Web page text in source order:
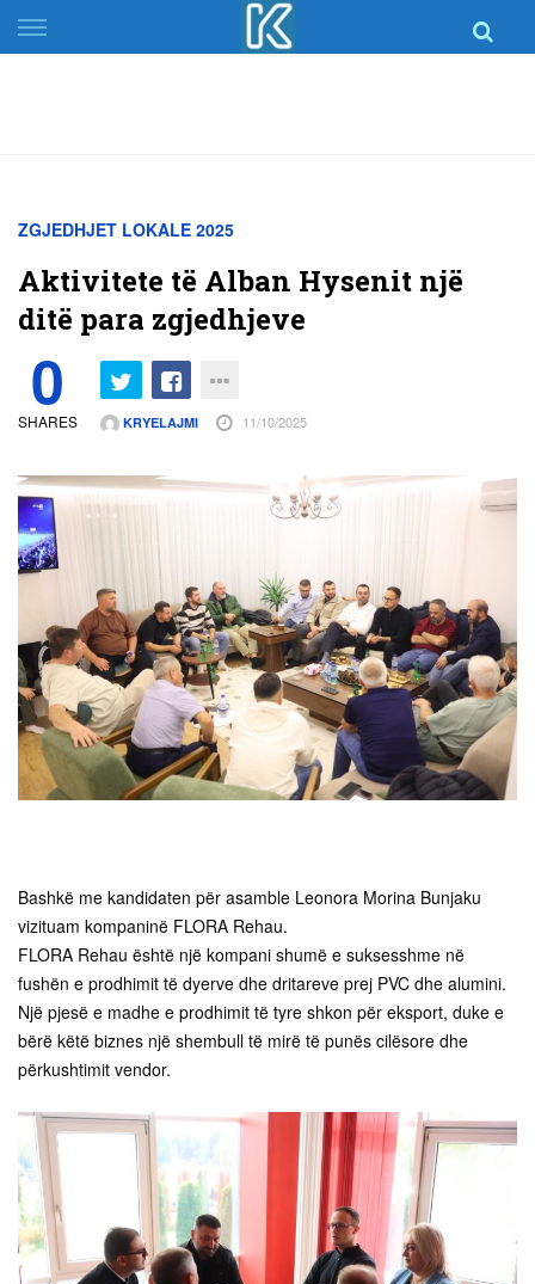
Skip
to
ZGJEDHJET LOKALE 2025
Aktivitete të Alban Hysenit një
ditë para zgjedhjeve
0
SHARES KRYELAJMI 11/10/2025
Bashkë me kandidaten për asamble Leonora Morina Bunjaku
vizituam kompaninë FLORA Rehau.
FLORA Rehau është një kompani shumë e suksesshme në
fushën e prodhimit të dyerve dhe dritareve prej PVC dhe alumini.
Një pjesë e madhe e prodhimit të tyre shkon për eksport, duke e
bërë këtë biznes një shembull të mirë të punës cilësore dhe
përkushtimit vendor.